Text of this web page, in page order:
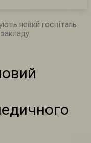
новий госпіталь